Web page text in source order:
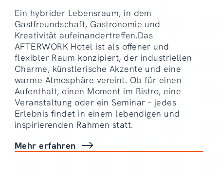
Ein hybrider Lebensraum, in dem
Gastfreundschaft, Gastronomie und
Kreativität aufeinandertreffen.Das
AFTERWORK Hotel ist als offener und
flexibler Raum konzipiert, der industriellen
Charme, künstlerische Akzente und eine
warme Atmosphäre vereint. Ob für einen
Aufenthalt, einen Moment im Bistro, eine
Veranstaltung oder ein Seminar – jedes
Erlebnis findet in einem lebendigen und
inspirierenden Rahmen statt.
Mehr erfahren